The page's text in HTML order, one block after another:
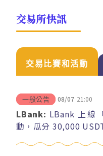
交易所快訊
交易比賽和活動
一般公告 08/07 21:00
LBank: LBank 上線
動，瓜分 30,000